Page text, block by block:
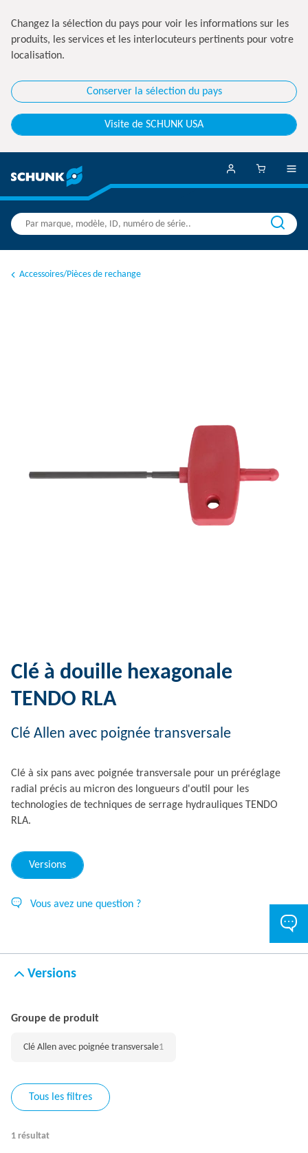
Changez la sélection du pays pour voir les informations sur les
produits, les services et les interlocuteurs pertinents pour votre
localisation.
Conserver la sélection du pays
Visite de SCHUNK USA
Accessoires/Pièces de rechange
Clé à douille hexagonale
TENDO RLA
Clé Allen avec poignée transversale
Clé à six pans avec poignée transversale pour un préréglage
radial précis au micron des longueurs d'outil pour les
technologies de techniques de serrage hydrauliques TENDO
RLA.
Versions
Vous avez une question ?
Versions
Groupe de produit
Clé Allen avec poignée transversale1
Tous les filtres
1 résultat